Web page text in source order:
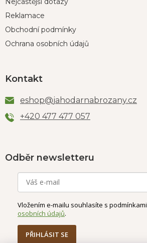
Reklamace
Obchodní podmínky
Ochrana osobních údajů
Kontakt
eshop@jahodarnabrozany.cz
+420 477 477 057
Odběr newsletteru
Vložením e-mailu souhlasíte s podmínkami
osobních údajů.
PŘIHLÁSIT SE